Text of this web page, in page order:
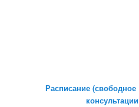
Расписание